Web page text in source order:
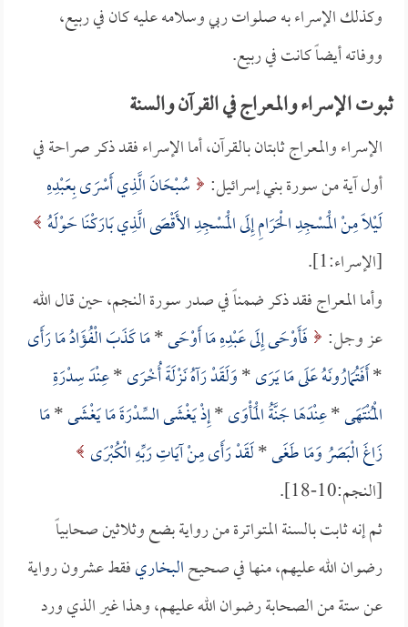
وكذلك الإسراء به صلوات ربي وسلامه عليه كان في ربيع،
ووفاته أيضاً كانت في ربيع.
ثبوت الإسراء والمعراج في القرآن والسنة
الإسراء والمعراج ثابتان بالقرآن، أما الإسراء فقد ذكر صراحة في
أول آية من سورة بني إسرائيل:
سُبْحَانَ الَّذِي أَسْرَى بِعَبْدِهِ
لَيْلاً مِنْ الْمَسْجِدِ الْحَرَامِ إِلَى الْمَسْجِدِ الأَقْصَى الَّذِي بَارَكْنَا حَوْلَهُ
[الإسراء:1].
وأما المعراج فقد ذكر ضمناً في صدر سورة النجم، حين قال الله
عز وجل:
فَأَوْحَى إِلَى عَبْدِهِ مَا أَوْحَى*مَا كَذَبَ الْفُؤَادُ مَا رَأَى
*أَفَتُمَارُونَهُ عَلَى مَا يَرَى*وَلَقَدْ رَآهُ نَزْلَةً أُخْرَى*عِنْدَ سِدْرَةِ
الْمُنْتَهَى*عِنْدَهَا جَنَّةُ الْمَأْوَى*إِذْ يَغْشَى السِّدْرَةَ مَا يَغْشَى*مَا
زَاغَ الْبَصَرُ وَمَا طَغَى*لَقَدْ رَأَى مِنْ آيَاتِ رَبِّهِ الْكُبْرَى
[النجم:10-18].
ثم إنه ثابت بالسنة المتواترة من رواية بضع وثلاثين صحابياً
رضوان الله عليهم، منها في صحيحالبخاريفقط عشرون رواية
عن ستة من الصحابة رضوان الله عليهم، وهذا غير الذي ورد